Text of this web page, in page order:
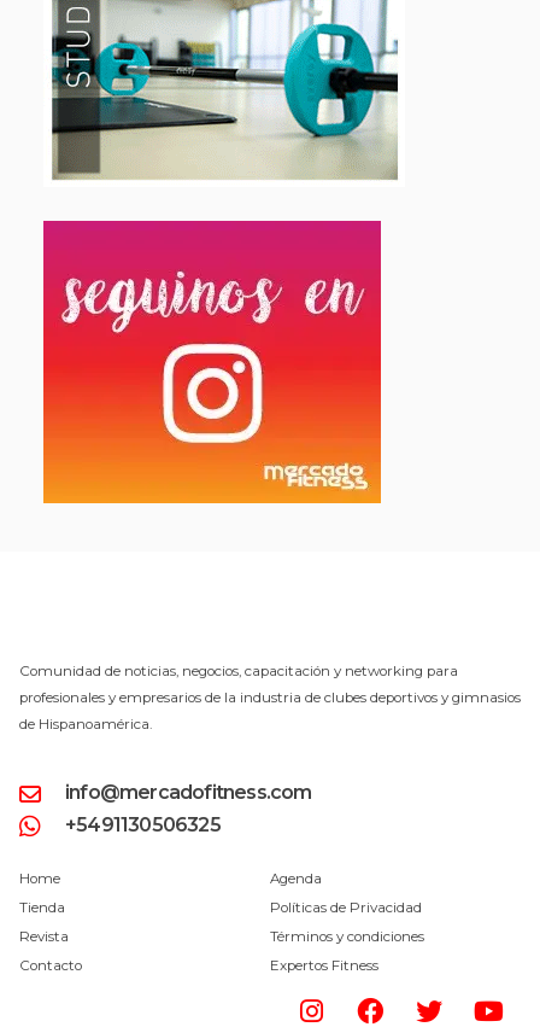
Comunidad de noticias, negocios, capacitación y networking para
profesionales y empresarios de la industria de clubes deportivos y gimnasios
de Hispanoamérica.
info@mercadofitness.com
+5491130506325
Home
Tienda
Revista
Contacto
Agenda
Políticas de Privacidad
Términos y condiciones
Expertos Fitness